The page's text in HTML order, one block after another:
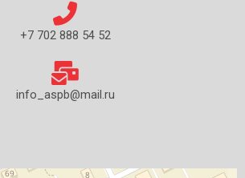
+7 702 888 54 52
info_aspb@mail.ru